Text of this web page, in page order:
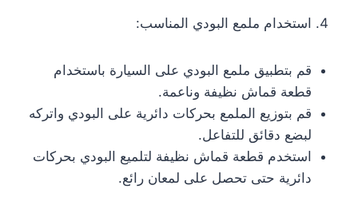
استخدام ملمع البودي المناسب:
قم بتطبيق ملمع البودي على السيارة باستخدام
قطعة قماش نظيفة وناعمة.
قم بتوزيع الملمع بحركات دائرية على البودي واتركه
لبضع دقائق للتفاعل.
استخدم قطعة قماش نظيفة لتلميع البودي بحركات
دائرية حتى تحصل على لمعان رائع.